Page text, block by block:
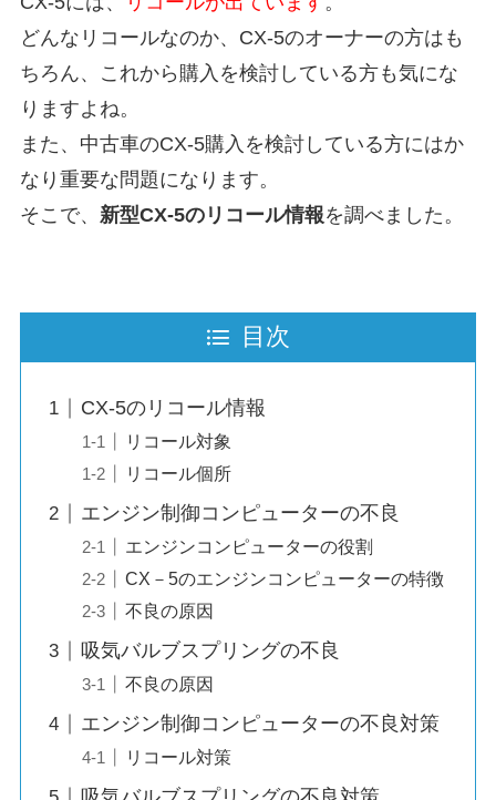
どんなリコールなのか、CX-5のオーナーの方はも
ちろん、これから購入を検討している方も気にな
りますよね。
また、中古車のCX-5購入を検討している方にはか
なり重要な問題になります。
そこで、 新型CX-5のリコール情報を調べました。
目次
CX-5のリコール情報
リコール対象
リコール個所
エンジン制御コンピューターの不良
エンジンコンピューターの役割
CX－5のエンジンコンピューターの特徴
不良の原因
吸気バルブスプリングの不良
不良の原因
エンジン制御コンピューターの不良対策
リコール対策